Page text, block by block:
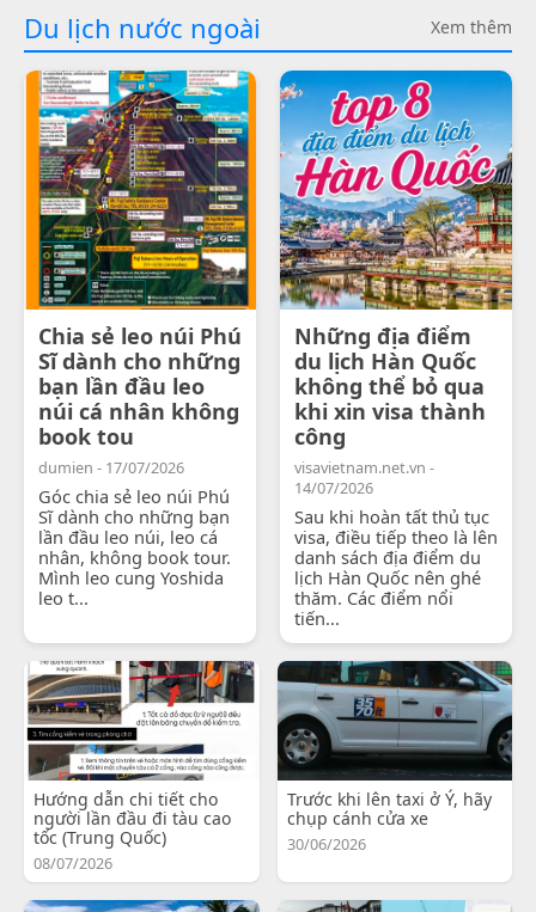
Du lịch nước ngoài Xem thêm
Chia sẻ leo núi Phú
Sĩ dành cho những
bạn lần đầu leo
núi cá nhân không
book tou
dumien - 17/07/2026
Góc chia sẻ leo núi Phú
Sĩ dành cho những bạn
lần đầu leo núi, leo cá
nhân, không book tour.
Mình leo cung Yoshida
leo t...
Những địa điểm
du lịch Hàn Quốc
không thể bỏ qua
khi xin visa thành
công
visavietnam.net.vn -
14/07/2026
Sau khi hoàn tất thủ tục
visa, điều tiếp theo là lên
danh sách địa điểm du
lịch Hàn Quốc nên ghé
thăm. Các điểm nổi
tiến...
Hướng dẫn chi tiết cho
người lần đầu đi tàu cao
tốc (Trung Quốc)
08/07/2026
Trước khi lên taxi ở Ý, hãy
chụp cánh cửa xe
30/06/2026